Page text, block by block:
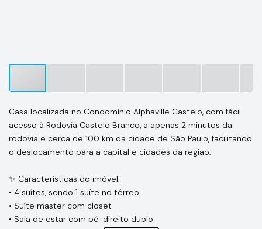
Casa localizada no Condomínio Alphaville Castelo, com fácil
acesso à Rodovia Castelo Branco, a apenas 2 minutos da
rodovia e cerca de 100 km da cidade de São Paulo, facilitando
o deslocamento para a capital e cidades da região.
✨ Características do imóvel:
• 4 suítes, sendo 1 suíte no térreo
• Suíte master com closet
• Sala de estar com pé-direito duplo